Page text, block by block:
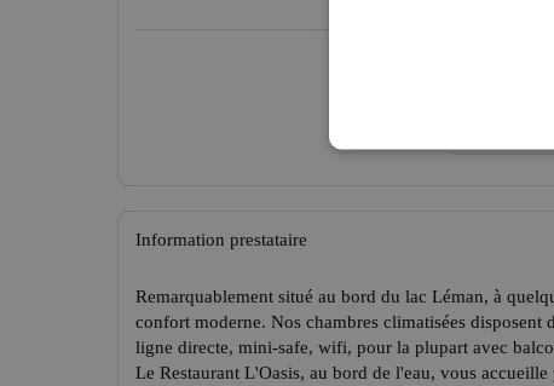
Information prestataire
Remarquablement situé au bord du lac Léman, à
confort moderne. Nos chambres climatisées
ligne directe, mini-safe, wifi, pour la plupart avec
Le Restaurant L'Oasis, au bord de l'eau, vous